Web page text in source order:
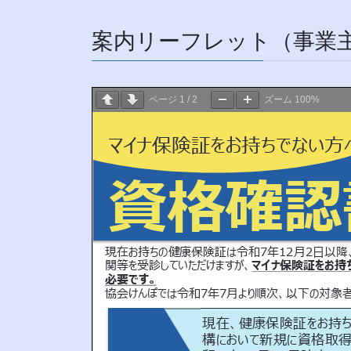
案内リーフレット（事業
ページ 1 / 2 ズーム 100%